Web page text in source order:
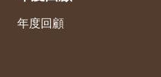
年度回顧